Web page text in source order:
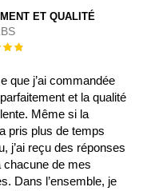
ET QUALITÉ
:
que j’ai commandée
et la qualité
Même si la
pris plus de temps
j’ai reçu des réponses
chacune de mes
Dans l’ensemble, je